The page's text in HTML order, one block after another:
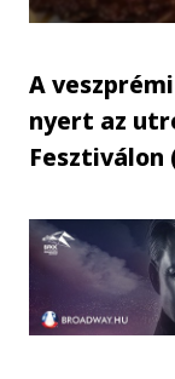
A
nyert az
Fesztiválon